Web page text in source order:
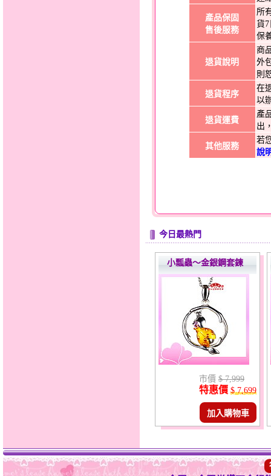
產品保固
售後服務
所
貨
保
退貨說明
商
外
則
退貨程序
在
以
退貨運費
產
出
其他服務
若
說
今日最熱門
小瓢蟲～金銀鋼套鍊
市價 $ 7,999
特惠價 $ 7,699
加入購物車